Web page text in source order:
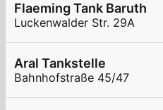
Flaeming Tank Baruth
Luckenwalder Str. 29A
Aral Tankstelle
Bahnhofstraße 45/47